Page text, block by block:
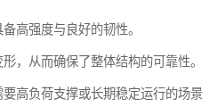
高强度与良好的韧性。
，从而确保了整体结构的可靠性。
高负荷支撑或长期稳定运行的场景